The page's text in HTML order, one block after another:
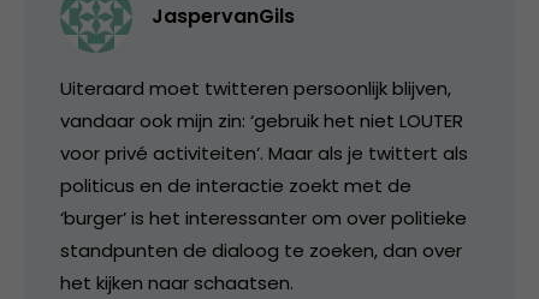
JaspervanGils
Uiteraard moet twitteren persoonlijk blijven,
vandaar ook mijn zin: ‘gebruik het niet LOUTER
voor privé activiteiten’. Maar als je twittert als
politicus en de interactie zoekt met de
‘burger’ is het interessanter om over politieke
standpunten de dialoog te zoeken, dan over
het kijken naar schaatsen.